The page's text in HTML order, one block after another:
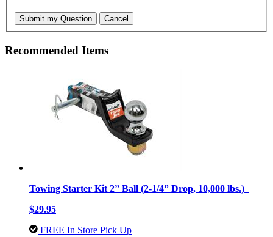
Submit my Question Cancel
Recommended Items
Towing Starter Kit 2” Ball (2-1/4” Drop, 10,000 lbs.)
$29.95
FREE In Store Pick Up